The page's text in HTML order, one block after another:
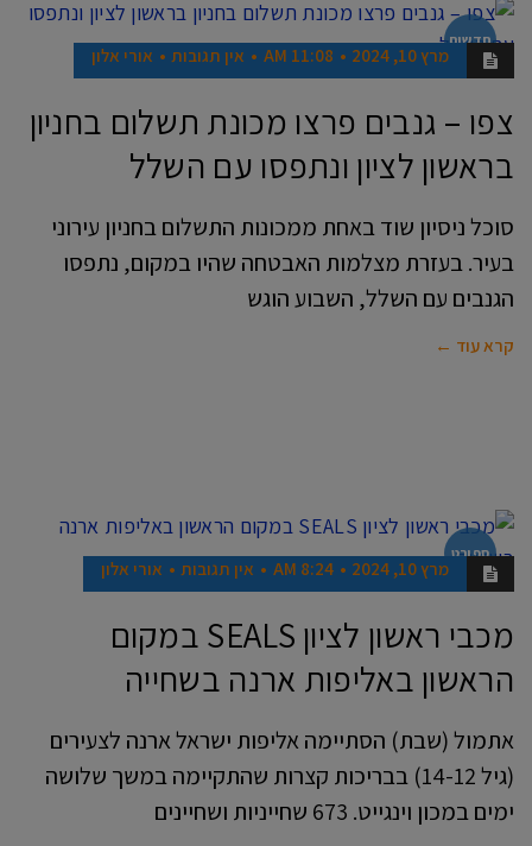
חדשות
מרץ 10, 2024 11:08 AM אין תגובות אורי אלון
צפו – גנבים פרצו מכונת תשלום בחניון
בראשון לציון ונתפסו עם השלל
סוכל ניסיון שוד באחת ממכונות התשלום בחניון עירוני
בעיר. בעזרת מצלמות האבטחה שהיו במקום, נתפסו
הגנבים עם השלל, השבוע הוגש
קרא עוד ←
ספורט
מרץ 10, 2024 8:24 AM אין תגובות אורי אלון
מכבי ראשון לציון SEALS במקום
הראשון באליפות ארנה בשחייה
אתמול (שבת) הסתיימה אליפות ישראל ארנה לצעירים
(גיל 14-12) בבריכות קצרות שהתקיימה במשך שלושה
ימים במכון וינגייט. 673 שחייניות ושחיינים